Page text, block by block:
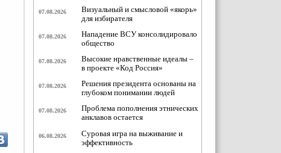
07.08.2026
Визуальный и смысловой «якорь»
для избирателя
07.08.2026
Нападение ВСУ консолидировало
общество
07.08.2026
Высокие нравственные идеалы –
в проекте «Код Россия»
07.08.2026
Решения президента основаны на
глубоком понимании людей
07.08.2026
Проблема пополнения этнических
анклавов остается
06.08.2026
Суровая игра на выживание и
эффективность